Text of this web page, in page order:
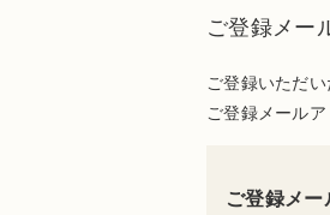
ご登録メー
ご登録いただ
ご登録メール
ご登録メー